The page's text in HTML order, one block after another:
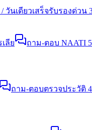
วันเดียวเสร็จรับรองด่วน
ลีย ถาม-ตอบ NAATI
ถาม-ตอบตรวจประวัติ